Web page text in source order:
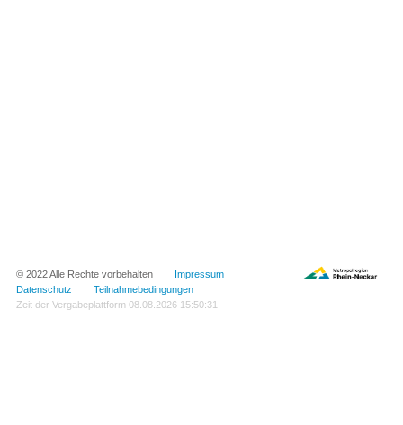
© 2022 Alle Rechte vorbehalten Impressum
Datenschutz
Teilnahmebedingungen
Zeit der Vergabeplattform 08.08.2026 15:50:31